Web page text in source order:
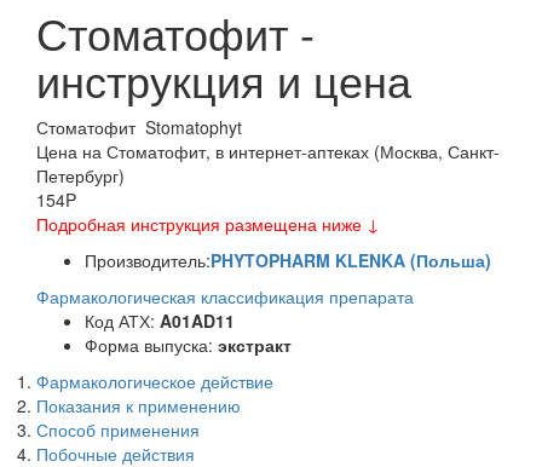
Стоматофит -
инструкция и цена
Стоматофит Stomatophyt
Цена на Стоматофит, в интернет-аптеках (Москва, Санкт-
Петербург)
154P
Подробная инструкция размещена ниже ↓
Производитель:PHYTOPHARM KLENKA (Польша)
Фармакологическая классификация препарата
Код АТХ: A01AD11
Форма выпуска: экстракт
Фармакологическое действие
Показания к применению
Способ применения
Побочные действия